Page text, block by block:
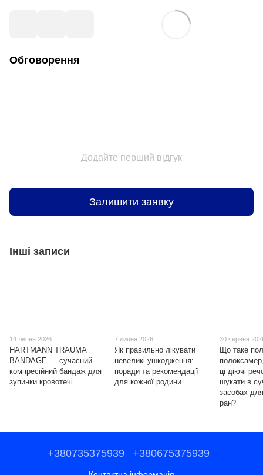
Обговорення
Додайте перший відгук
Залишити заявку
Інші записи
14 липня 2026
HARTMANN TRAUMA
BANDAGE — сучасний
компресійний бандаж для
зупинки кровотечі
7 липня 2026
Як правильно лікувати
невеликі ушкодження:
поради та рекомендації
для кожної родини
30 червня
Що таке
ці діючі
шукати в
засобах
ран?
+380735375939 +380675375939